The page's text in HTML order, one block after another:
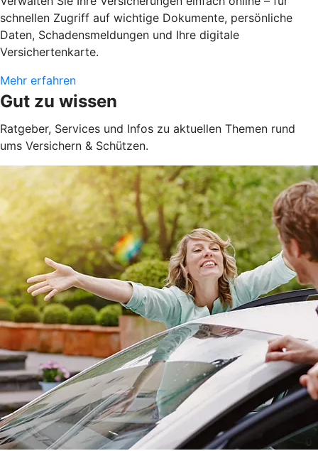
schnellen Zugriff auf wichtige Dokumente, persönliche
Daten, Schadensmeldungen und Ihre digitale
Versichertenkarte.
Mehr erfahren
Gut zu wissen
Ratgeber, Services und Infos zu aktuellen Themen rund
ums Versichern & Schützen.